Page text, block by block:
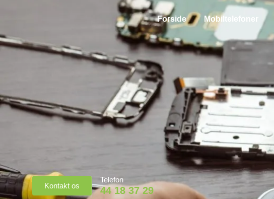
Forside Mobiltelefoner
Kontakt os
Telefon
44 18 37 29